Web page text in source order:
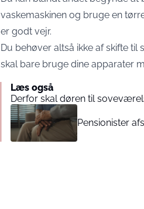
vaskemaskinen og bruge en
er godt vejr.
Du behøver altså ikke af skifte
skal bare bruge dine apparater
Læs også
Derfor skal døren til
Pensionister